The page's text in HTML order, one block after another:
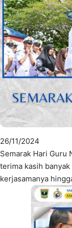
26/11/2024
Semarak Hari Guru
terima kasih
kerjasamanya